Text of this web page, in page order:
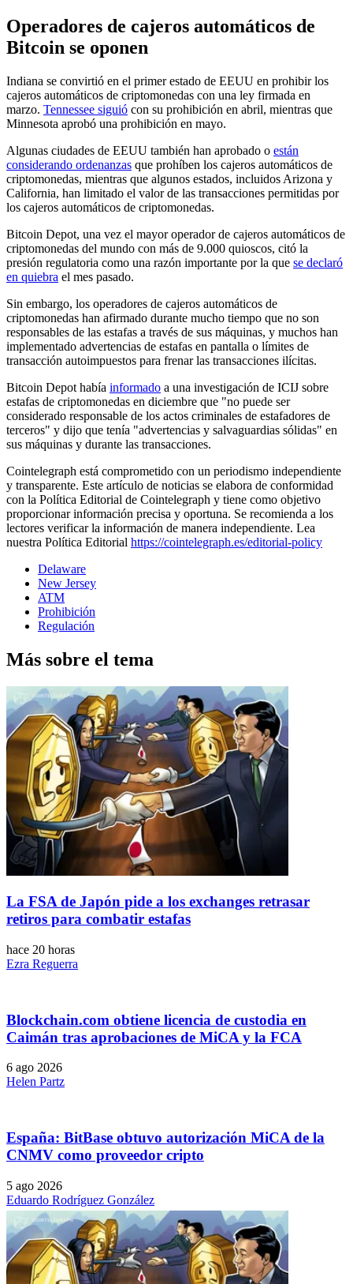
Operadores de cajeros automáticos de
Bitcoin se oponen
Indiana se convirtió en el primer estado de EEUU en prohibir los
cajeros automáticos de criptomonedas con una ley firmada en
marzo. Tennessee siguió con su prohibición en abril, mientras que
Minnesota aprobó una prohibición en mayo.
Algunas ciudades de EEUU también han aprobado o están
considerando ordenanzas que prohíben los cajeros automáticos de
criptomonedas, mientras que algunos estados, incluidos Arizona y
California, han limitado el valor de las transacciones permitidas por
los cajeros automáticos de criptomonedas.
Bitcoin Depot, una vez el mayor operador de cajeros automáticos de
criptomonedas del mundo con más de 9.000 quioscos, citó la
presión regulatoria como una razón importante por la que se declaró
en quiebra el mes pasado.
Sin embargo, los operadores de cajeros automáticos de
criptomonedas han afirmado durante mucho tiempo que no son
responsables de las estafas a través de sus máquinas, y muchos han
implementado advertencias de estafas en pantalla o límites de
transacción autoimpuestos para frenar las transacciones ilícitas.
Bitcoin Depot había informado a una investigación de ICIJ sobre
estafas de criptomonedas en diciembre que "no puede ser
considerado responsable de los actos criminales de estafadores de
terceros" y dijo que tenía "advertencias y salvaguardias sólidas" en
sus máquinas y durante las transacciones.
Cointelegraph está comprometido con un periodismo independiente
y transparente. Este artículo de noticias se elabora de conformidad
con la Política Editorial de Cointelegraph y tiene como objetivo
proporcionar información precisa y oportuna. Se recomienda a los
lectores verificar la información de manera independiente. Lea
nuestra Política Editorial https://cointelegraph.es/editorial-policy
Delaware
New Jersey
ATM
Prohibición
Regulación
Más sobre el tema
La FSA de Japón pide a los exchanges retrasar
retiros para combatir estafas
hace 20 horas
Ezra Reguerra
Blockchain.com obtiene licencia de custodia en
Caimán tras aprobaciones de MiCA y la FCA
6 ago 2026
Helen Partz
España: BitBase obtuvo autorización MiCA de la
CNMV como proveedor cripto
5 ago 2026
Eduardo Rodríguez González